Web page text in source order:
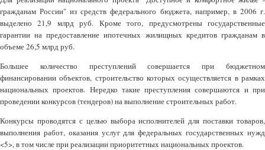
гражданам России" из средств федерального бюджета, например, в 2006 г.
выделено 21,9 млрд руб. Кроме того, предусмотрены государственные
гарантии на предоставление ипотечных жилищных кредитов гражданам в
объеме 26,5 млрд руб.
Большее количество преступлений совершается при бюджетном
финансировании объектов, строительство которых осуществляется в рамках
национальных проектов. Нередко такие преступления совершаются и при
проведении конкурсов (тендеров) на выполнение строительных работ.
Конкурсы проводятся с целью выбора исполнителей для поставки товаров,
выполнения работ, оказания услуг для федеральных государственных нужд
<5>, в том числе при реализации приоритетных национальных проектов.